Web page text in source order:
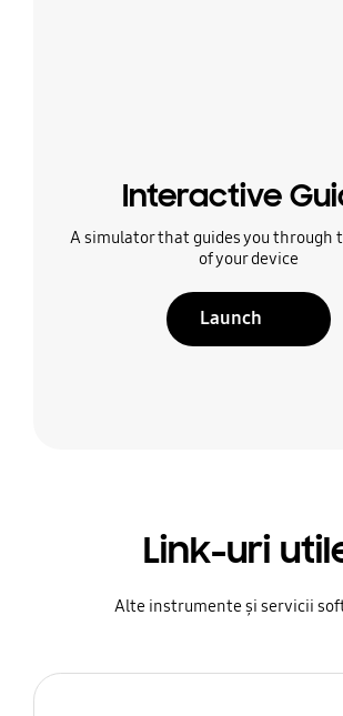
Interactive
A simulator that guides you through
of your device
Launch
Link-uri
Alte instrumente și servicii